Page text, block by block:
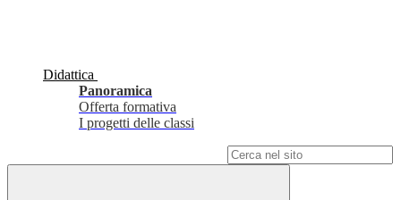
Didattica
Panoramica
Offerta formativa
I progetti delle classi